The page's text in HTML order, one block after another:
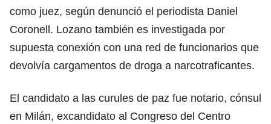
como juez, según denunció el periodista Daniel
Coronell. Lozano también es investigada por
supuesta conexión con una red de funcionarios que
devolvía cargamentos de droga a narcotraficantes.
El candidato a las curules de paz fue notario, cónsul
en Milán, excandidato al Congreso del Centro